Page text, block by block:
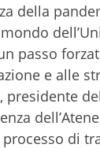
della
passo
e alle
presidente
di